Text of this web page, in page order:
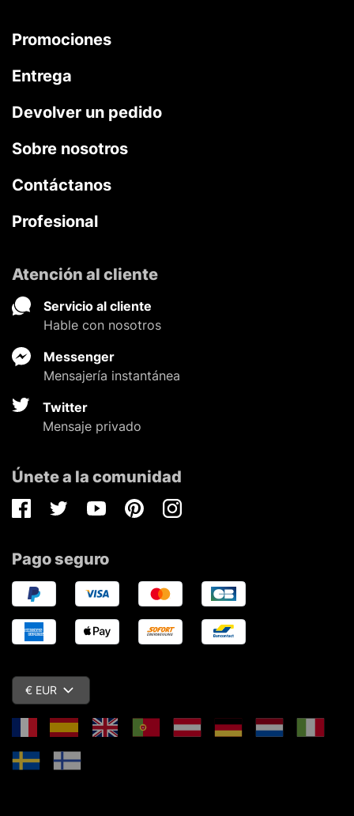
Promociones
Entrega
Devolver un pedido
Sobre nosotros
Contáctanos
Profesional
Atención al cliente
Servicio al cliente
Hable con nosotros
Messenger
Mensajería instantánea
Twitter
Mensaje privado
Únete a la comunidad
FacebookTwitterYoutubePinterestInstagram
Pago seguro
€ EUR